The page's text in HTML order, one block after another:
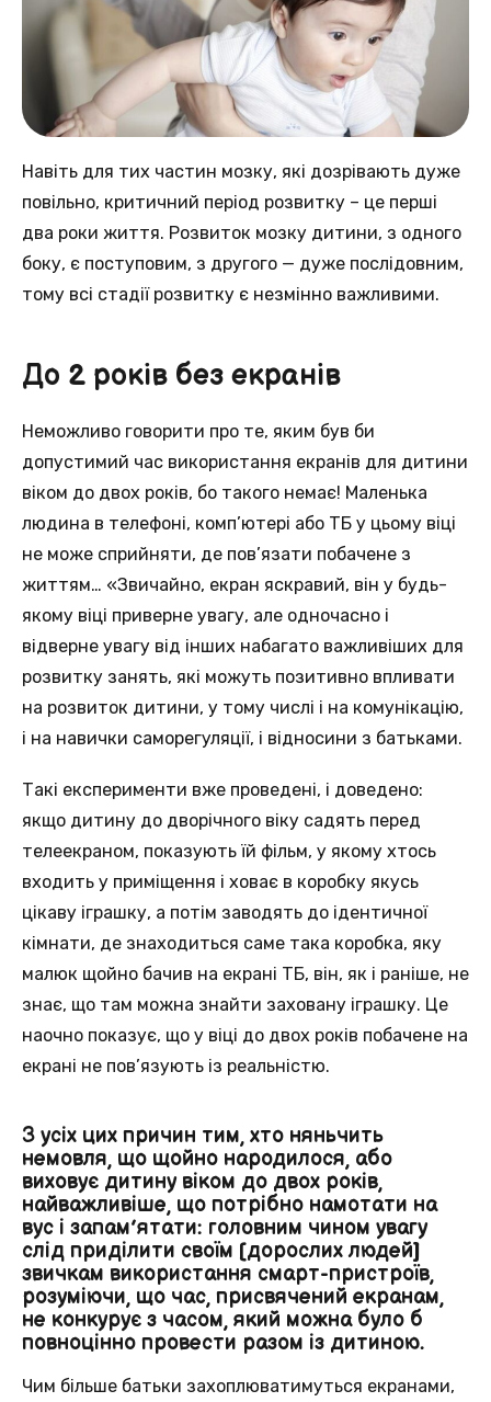
Навіть для тих частин мозку, які дозрівають дуже
повільно, критичний період розвитку – це перші
два роки життя. Розвиток мозку дитини, з одного
боку, є поступовим, з другого — дуже послідовним,
тому всі стадії розвитку є незмінно важливими.
До 2 років без екранів
Неможливо говорити про те, яким був би
допустимий час використання екранів для дитини
віком до двох років, бо такого немає! Маленька
людина в телефоні, комп’ютері або ТБ у цьому віці
не може сприйняти, де пов’язати побачене з
життям… «Звичайно, екран яскравий, він у будь-
якому віці приверне увагу, але одночасно і
відверне увагу від інших набагато важливіших для
розвитку занять, які можуть позитивно впливати
на розвиток дитини, у тому числі і на комунікацію,
і на навички саморегуляції, і відносини з батьками.
Такі експерименти вже проведені, і доведено:
якщо дитину до дворічного віку садять перед
телеекраном, показують їй фільм, у якому хтось
входить у приміщення і ховає в коробку якусь
цікаву іграшку, а потім заводять до ідентичної
кімнати, де знаходиться саме така коробка, яку
малюк щойно бачив на екрані ТБ, він, як і раніше, не
знає, що там можна знайти заховану іграшку. Це
наочно показує, що у віці до двох років побачене на
екрані не пов’язують із реальністю.
З усіх цих причин тим, хто няньчить
немовля, що щойно народилося, або
виховує дитину віком до двох років,
найважливіше, що потрібно намотати на
вус і запам’ятати: головним чином увагу
слід приділити своїм [дорослих людей]
звичкам використання смарт-пристроїв,
розуміючи, що час, присвячений екранам,
не конкурує з часом, який можна було б
повноцінно провести разом із дитиною.
Чим більше батьки захоплюватимуться екранами,